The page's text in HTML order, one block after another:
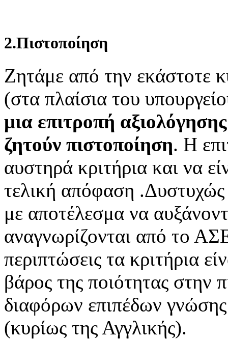
2.Πιστοποίηση
Ζητάμε από την εκάστοτε
(στα πλαίσια του
μια επιτροπή
ζητούν πιστοποίηση. Η
αυστηρά κριτήρια και να
τελική απόφαση
με αποτέλεσμα να
αναγνωρίζονται από το
περιπτώσεις τα κριτήρια
βάρος της ποιότητας στην
διαφόρων επιπέδων
(κυρίως της Αγγλικής).